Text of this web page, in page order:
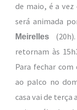
de maio, é a vez
será animada
Meirelles
retornam às
Para fechar
ao palco no
casa vai de terça